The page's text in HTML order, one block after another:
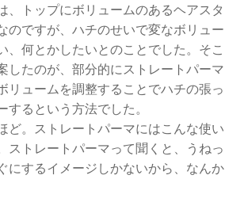
、トップにボリュームのあるヘアスタ
のですが、ハチのせいで変なボリュー
、何とかしたいとのことでした。そこ
したのが、部分的にストレートパーマ
リュームを調整することでハチの張っ
するという方法でした。
ど。ストレートパーマにはこんな使い
ストレートパーマって聞くと、うねっ
にするイメージしかないから、なんか